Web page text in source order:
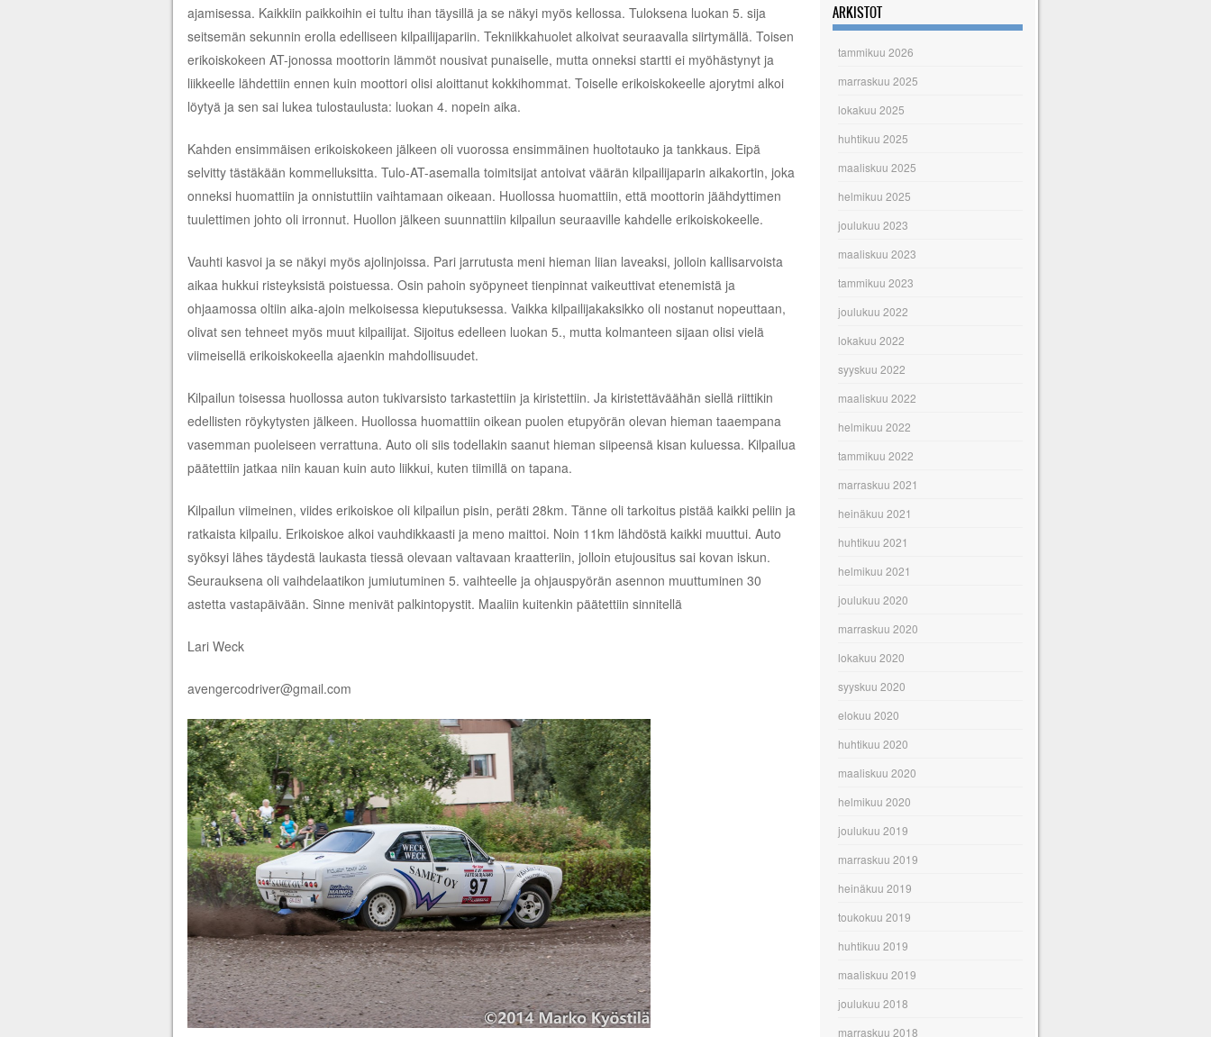
ajamisessa. Kaikkiin paikkoihin ei tultu ihan täysillä ja se näkyi myös kellossa. Tuloksena luokan 5. sija
seitsemän sekunnin erolla edelliseen kilpailijapariin. Tekniikkahuolet alkoivat seuraavalla siirtymällä. Toisen
erikoiskokeen AT-jonossa moottorin lämmöt nousivat punaiselle, mutta onneksi startti ei myöhästynyt ja
liikkeelle lähdettiin ennen kuin moottori olisi aloittanut kokkihommat. Toiselle erikoiskokeelle ajorytmi alkoi
löytyä ja sen sai lukea tulostaulusta: luokan 4. nopein aika.
Kahden ensimmäisen erikoiskokeen jälkeen oli vuorossa ensimmäinen huoltotauko ja tankkaus. Eipä
selvitty tästäkään kommelluksitta. Tulo-AT-asemalla toimitsijat antoivat väärän kilpailijaparin aikakortin, joka
onneksi huomattiin ja onnistuttiin vaihtamaan oikeaan. Huollossa huomattiin, että moottorin jäähdyttimen
tuulettimen johto oli irronnut. Huollon jälkeen suunnattiin kilpailun seuraaville kahdelle erikoiskokeelle.
Vauhti kasvoi ja se näkyi myös ajolinjoissa. Pari jarrutusta meni hieman liian laveaksi, jolloin kallisarvoista
aikaa hukkui risteyksistä poistuessa. Osin pahoin syöpyneet tienpinnat vaikeuttivat etenemistä ja
ohjaamossa oltiin aika-ajoin melkoisessa kieputuksessa. Vaikka kilpailijakaksikko oli nostanut nopeuttaan,
olivat sen tehneet myös muut kilpailijat. Sijoitus edelleen luokan 5., mutta kolmanteen sijaan olisi vielä
viimeisellä erikoiskokeella ajaenkin mahdollisuudet.
Kilpailun toisessa huollossa auton tukivarsisto tarkastettiin ja kiristettiin. Ja kiristettäväähän siellä riittikin
edellisten röykytysten jälkeen. Huollossa huomattiin oikean puolen etupyörän olevan hieman taaempana
vasemman puoleiseen verrattuna. Auto oli siis todellakin saanut hieman siipeensä kisan kuluessa. Kilpailua
päätettiin jatkaa niin kauan kuin auto liikkui, kuten tiimillä on tapana.
Kilpailun viimeinen, viides erikoiskoe oli kilpailun pisin, peräti 28km. Tänne oli tarkoitus pistää kaikki peliin ja
ratkaista kilpailu. Erikoiskoe alkoi vauhdikkaasti ja meno maittoi. Noin 11km lähdöstä kaikki muuttui. Auto
syöksyi lähes täydestä laukasta tiessä olevaan valtavaan kraatteriin, jolloin etujousitus sai kovan iskun.
Seurauksena oli vaihdelaatikon jumiutuminen 5. vaihteelle ja ohjauspyörän asennon muuttuminen 30
astetta vastapäivään. Sinne menivät palkintopystit. Maaliin kuitenkin päätettiin sinnitellä
Lari Weck
avengercodriver@gmail.com
ARKISTOT
tammikuu 2026
marraskuu 2025
lokakuu 2025
huhtikuu 2025
maaliskuu 2025
helmikuu 2025
joulukuu 2023
maaliskuu 2023
tammikuu 2023
joulukuu 2022
lokakuu 2022
syyskuu 2022
maaliskuu 2022
helmikuu 2022
tammikuu 2022
marraskuu 2021
heinäkuu 2021
huhtikuu 2021
helmikuu 2021
joulukuu 2020
marraskuu 2020
lokakuu 2020
syyskuu 2020
elokuu 2020
huhtikuu 2020
maaliskuu 2020
helmikuu 2020
joulukuu 2019
marraskuu 2019
heinäkuu 2019
toukokuu 2019
huhtikuu 2019
maaliskuu 2019
joulukuu 2018
marraskuu 2018